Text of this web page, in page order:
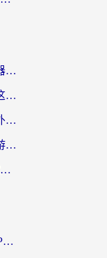
在欧洲打第五人格用什么加速器好？海外党亲测有效的国服游戏加速方案
国外玩无畏契约有什么好处？这份海外国服游戏加速指南帮你解决90%的卡顿问题
在外国可以打少女前线吗？海外党国服游戏畅玩终极指南（附避坑技巧）
超越时空的猫在国外怎么加速游戏？海外玩家国服畅玩终极指南
去国外能打QQ炫舞吗？海外党国服游戏不卡顿的终极指南
海外党选回国加速器：MalusVPN好用吗？和快帆VPN哪个好？附真实对比与避坑指南